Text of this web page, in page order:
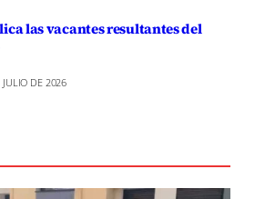
las vacantes resultantes del
JULIO DE 2026